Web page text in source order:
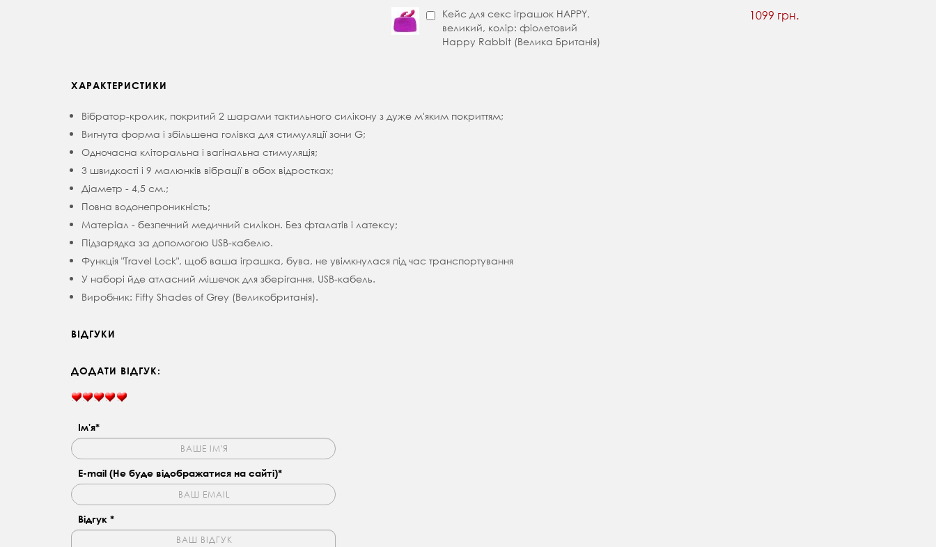
Кейс для секс іграшок HAPPY,
великий, колір: фіолетовий
Happy Rabbit (Велика Британія)
1099 грн.
ХАРАКТЕРИСТИКИ
Вібратор-кролик, покритий 2 шарами тактильного силікону з дуже м'яким покриттям;
Вигнута форма і збільшена голівка для стимуляції зони G;
Одночасна кліторальна і вагінальна стимуляція;
3 швидкості і 9 малюнків вібрації в обох відростках;
Діаметр - 4,5 см.;
Повна водонепроникність;
Матеріал - безпечний медичний силікон. Без фталатів і латексу;
Підзарядка за допомогою USB-кабелю.
Функція "Travel Lock", щоб ваша іграшка, бува, не увімкнулася під час транспортування
У наборі йде атласний мішечок для зберігання, USB-кабель.
Виробник: Fifty Shades of Grey (Великобританія).
ВІДГУКИ
ДОДАТИ ВІДГУК:
Ім'я*
E-mail (Не буде відображатися на сайті)*
Відгук *